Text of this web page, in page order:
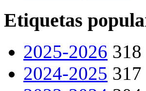
Etiquetas
2025-2026 318
2024-2025 317